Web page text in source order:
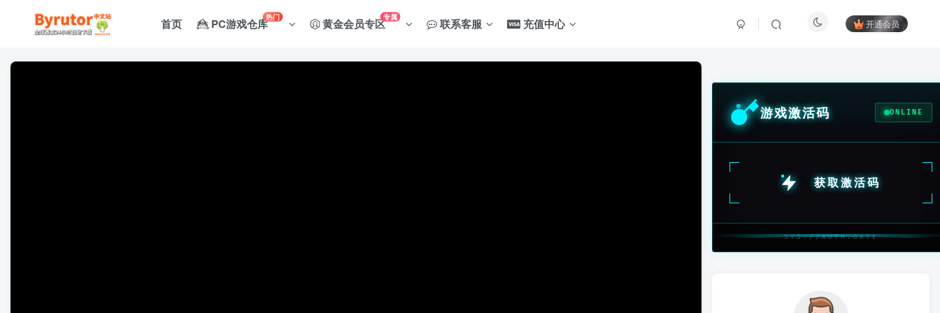
首页 PC游戏仓库热门 黄金会员专区专属 联系客服 充值中心 开通会员
游戏激活码 ONLINE
获取激活码
SYS://AUTH.GATE